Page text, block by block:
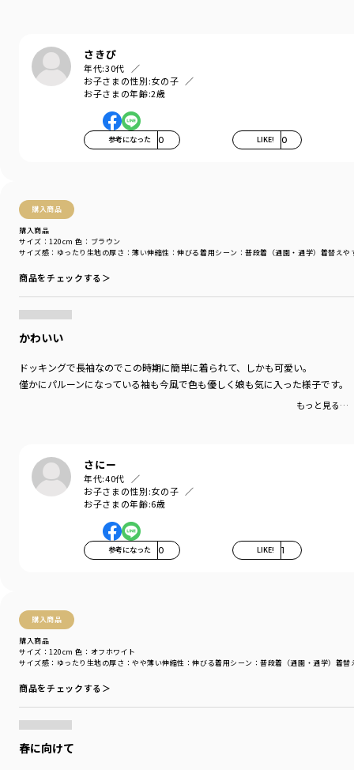
さきぴ
年代:30代
お子さまの性別:女の子
お子さまの年齢:2歳
参考になった 0 LIKE! 0
購入商品
購入商品
サイズ感 ：ゆったり 生地の厚さ ：薄い伸縮性 ：伸びる着用シーン ：普段着（通園・通学） 着替えや
サイズ：120cm 色：ブラウン
商品をチェックする＞
かわいい
ドッキングで長袖なのでこの時期に簡単に着られて、しかも可愛い。
僅かにパルーンになっている袖も今風で色も優しく娘も気に入った様子です。
もっと見る…
さにー
年代:40代
お子さまの性別:女の子
お子さまの年齢:6歳
参考になった 0 LIKE! 1
購入商品
購入商品
サイズ感 ：ゆったり 生地の厚さ ：やや薄い伸縮性 ：伸びる着用シーン ：普段着（通園・通学） 着替
サイズ：120cm 色：オフホワイト
商品をチェックする＞
春に向けて
そんな思いを込めてブランシェスから
デイリーウェアをご提案する新レーベルです"
＃drc
＃通園コーデ＃通学コーデ＃小学生コーデ
＃プチプラ＃プチプラ子供服＃子供服通販
＃お揃い＃お揃いコーデ
＃リンク＃リンクコーデ
＃ユニセックス
モデル：身長118cm 体重19kg
ブランド ／DRC branshes
商品番号
／16-4136-020